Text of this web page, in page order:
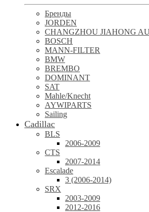
Бренды
JORDEN
CHANGZHOU JIAHONG
BOSCH
MANN-FILTER
BMW
BREMBO
DOMINANT
SAT
Mahle/Knecht
AYWIPARTS
Sailing
Cadillac
BLS
2006-2009
CTS
2007-2014
Escalade
3 (2006-2014)
SRX
2003-2009
2012-2016